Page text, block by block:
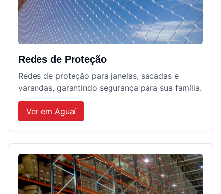
Redes de Proteção
Redes de proteção para janelas, sacadas e
varandas, garantindo segurança para sua família.
Ver em Aguaí